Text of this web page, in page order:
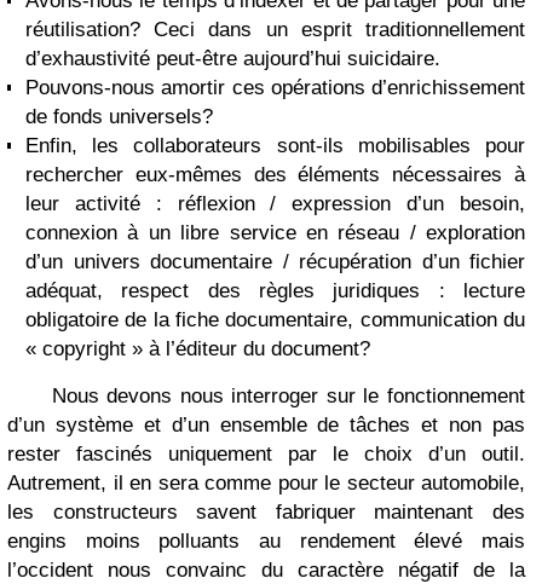
réutilisation? Ceci dans un esprit traditionnellement
d’exhaustivité peut-être aujourd’hui suicidaire.
Pouvons-nous amortir ces opérations d’enrichissement
de fonds universels?
Enfin, les collaborateurs sont-ils mobilisables pour
rechercher eux-mêmes des éléments nécessaires à
leur activité : réflexion / expression d’un besoin,
connexion à un libre service en réseau / exploration
d’un univers documentaire / récupération d’un fichier
adéquat, respect des règles juridiques : lecture
obligatoire de la fiche documentaire, communication du
« copyright » à l’éditeur du document?
Nous devons nous interroger sur le fonctionnement
d’un système et d’un ensemble de tâches et non pas
rester fascinés uniquement par le choix d’un outil.
Autrement, il en sera comme pour le secteur automobile,
les constructeurs savent fabriquer maintenant des
engins moins polluants au rendement élevé mais
l’occident nous convainc du caractère négatif de la